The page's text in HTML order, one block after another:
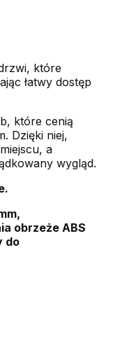
które
łatwy dostęp
które cenią
Dzięki niej,
a
wygląd.
obrzeże ABS
do